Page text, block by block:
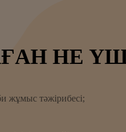
НЕ
жұмыс тәжірибесі;